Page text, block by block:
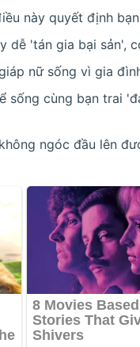
này quyết định
dễ 'tán gia bại sản',
nữ sống vì gia
sống cùng bạn trai
ngóc đầu lên